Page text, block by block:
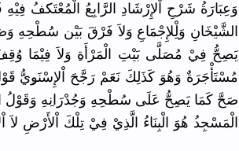
وَعِبَارَة ُ شَرْحِ اْلإِرْشَادِ الرَّابِعُ الْمُعْتَكَفُ فِيْهِ
الشَّيْخَانِ وَلِْلإِجْمَاعِ وَلاَ فَرْقَ بَيْن سُطْحِهِ
يَصِحُّ فِيْ مُصَلَّى بَيْتِ الْمَرْأَة
وَلاَ فِيْمَا
مُسْتَأْجَرَةٌ وَهُوَ كَذَلِكَ نَعَمْ رَجَّحَ اْلإِسْنَوِيُّ
صَحَّ كَمَا يَصِحُّ عَلَى سُطْحِهِ وَجُدْرَانِهِ وَقَوْلُ
الْمَسْجِد ُ هُوَ الْبِنَاءُ الَّذِيْ فِيْ تِلْكَ اْلأَرْضِ